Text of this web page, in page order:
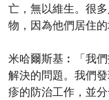
亡，無以維生。很
物，因為他們居住
米哈爾斯基︰「我
解決的問題。我們
疹的防治工作，並